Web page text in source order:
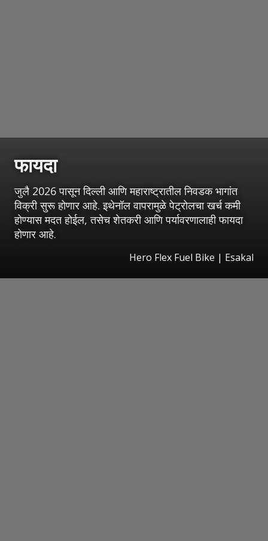
फायदा
जुलै 2026 पासून दिल्ली आणि महाराष्ट्रातील निवडक भागांत
विक्री सुरू होणार आहे. इथेनॉल वापरामुळे पेट्रोलचा खर्च कमी
होण्यास मदत होईल, तसेच शेतकरी आणि पर्यावरणालाही फायदा
होणार आहे.
Hero Flex Fuel Bike | Esakal